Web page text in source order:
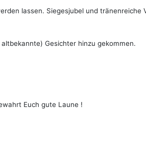
lassen. Siegesjubel und
Gesichter hinzu gekommen.
Euch gute Laune !